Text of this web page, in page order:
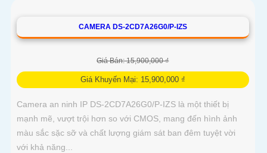
CAMERA DS-2CD7A26G0/P-IZS
Giá Bán: 15,900,000 ₫
Giá Khuyến Mại: 15,900,000 ₫
Camera an ninh IP DS-2CD7A26G0/P-IZS là một thiết bị
mạnh mẽ, vượt trội hơn so với CMOS, mang đến hình ảnh
màu sắc sặc sỡ và chất lượng giám sát ban đêm tuyệt vời
với khả năng...